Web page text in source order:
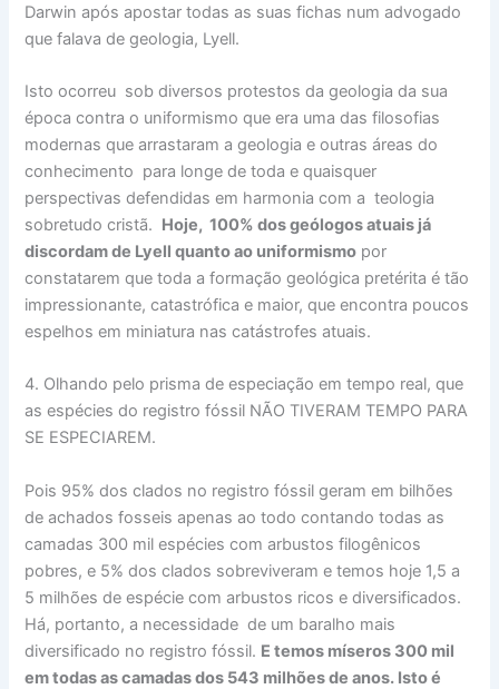
Darwin após apostar todas as suas fichas num advogado
que falava de geologia, Lyell.
Isto ocorreu sob diversos protestos da geologia da sua
época contra o uniformismo que era uma das filosofias
modernas que arrastaram a geologia e outras áreas do
conhecimento para longe de toda e quaisquer
perspectivas defendidas em harmonia com a teologia
sobretudo cristã. Hoje, 100% dos geólogos atuais já
discordam de Lyell quanto ao uniformismo por
constatarem que toda a formação geológica pretérita é tão
impressionante, catastrófica e maior, que encontra poucos
espelhos em miniatura nas catástrofes atuais.
4. Olhando pelo prisma de especiação em tempo real, que
as espécies do registro fóssil NÃO TIVERAM TEMPO PARA
SE ESPECIAREM.
Pois 95% dos clados no registro fóssil geram em bilhões
de achados fosseis apenas ao todo contando todas as
camadas 300 mil espécies com arbustos filogênicos
pobres, e 5% dos clados sobreviveram e temos hoje 1,5 a
5 milhões de espécie com arbustos ricos e diversificados.
Há, portanto, a necessidade de um baralho mais
diversificado no registro fóssil. E temos míseros 300 mil
em todas as camadas dos 543 milhões de anos. Isto é